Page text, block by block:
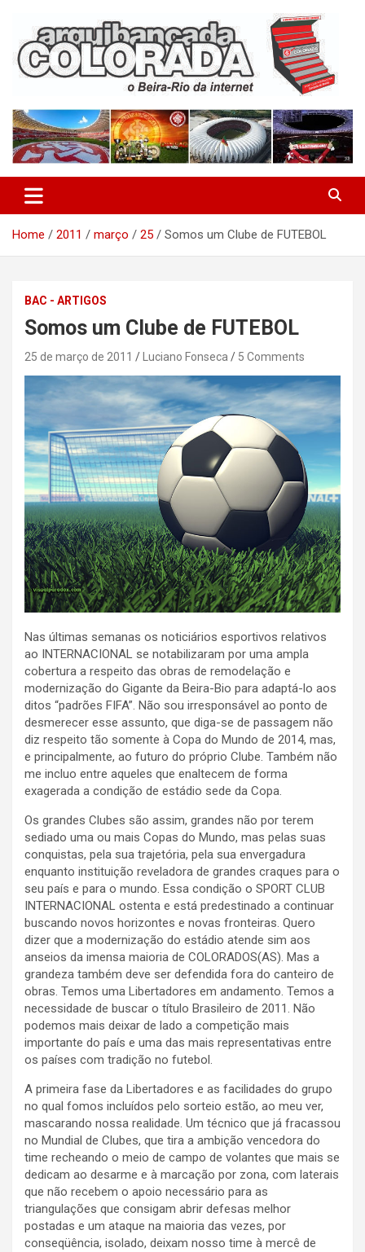
content
Arquibancada Colorada
Home 2011 março 25 Somos um Clube de FUTEBOL
BAC - ARTIGOS
Somos um Clube de FUTEBOL
25 de março de 2011 Luciano Fonseca 5 Comments
Nas últimas semanas os noticiários esportivos relativos
ao INTERNACIONAL se notabilizaram por uma ampla
cobertura a respeito das obras de remodelação e
modernização do Gigante da Beira-Bio para adaptá-lo aos
ditos “padrões FIFA”. Não sou irresponsável ao ponto de
desmerecer esse assunto, que diga-se de passagem não
diz respeito tão somente à Copa do Mundo de 2014, mas,
e principalmente, ao futuro do próprio Clube. Também não
me incluo entre aqueles que enaltecem de forma
exagerada a condição de estádio sede da Copa.
Os grandes Clubes são assim, grandes não por terem
sediado uma ou mais Copas do Mundo, mas pelas suas
conquistas, pela sua trajetória, pela sua envergadura
enquanto instituição reveladora de grandes craques para o
seu país e para o mundo. Essa condição o SPORT CLUB
INTERNACIONAL ostenta e está predestinado a continuar
buscando novos horizontes e novas fronteiras. Quero
dizer que a modernização do estádio atende sim aos
anseios da imensa maioria de COLORADOS(AS). Mas a
grandeza também deve ser defendida fora do canteiro de
obras. Temos uma Libertadores em andamento. Temos a
necessidade de buscar o título Brasileiro de 2011. Não
podemos mais deixar de lado a competição mais
importante do país e uma das mais representativas entre
os países com tradição no futebol.
A primeira fase da Libertadores e as facilidades do grupo
no qual fomos incluídos pelo sorteio estão, ao meu ver,
mascarando nossa realidade. Um técnico que já fracassou
no Mundial de Clubes, que tira a ambição vencedora do
time recheando o meio de campo de volantes que mais se
dedicam ao desarme e à marcação por zona, com laterais
que não recebem o apoio necessário para as
triangulações que consigam abrir defesas melhor
postadas e um ataque na maioria das vezes, por
conseqüência, isolado, deixam nosso time à mercê de